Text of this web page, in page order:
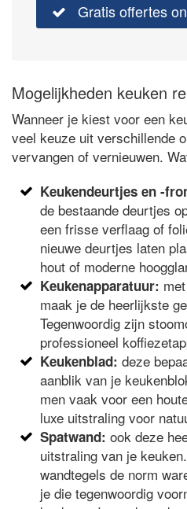
Gratis offertes
Mogelijkheden keuken
Wanneer je kiest voor een
veel keuze uit verschillende
vervangen of vernieuwen.
Keukendeurtjes en -
de bestaande deurtjes
een frisse verflaag of
nieuwe deurtjes laten
hout of moderne
Keukenapparatuur:
maak je de heerlijkste
Tegenwoordig zijn
professioneel
Keukenblad: deze
aanblik van je
men vaak voor een
luxe uitstraling voor
Spatwand: ook deze
uitstraling van je
wandtegels de norm
je die tegenwoordig